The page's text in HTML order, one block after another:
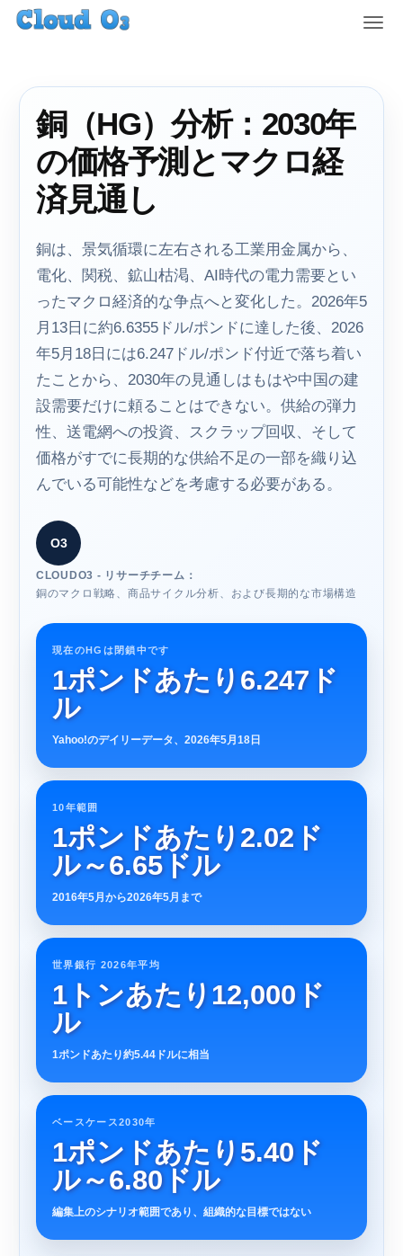
T
銅（HG）分析：2030年
の価格予測とマクロ経
済見通し
銅は、景気循環に左右される工業用金属から、
電化、関税、鉱山枯渇、AI時代の電力需要とい
ったマクロ経済的な争点へと変化した。2026年5
月13日に約6.6355ドル/ポンドに達した後、2026
年5月18日には6.247ドル/ポンド付近で落ち着い
たことから、2030年の見通しはもはや中国の建
設需要だけに頼ることはできない。供給の弾力
性、送電網への投資、スクラップ回収、そして
価格がすでに長期的な供給不足の一部を織り込
んでいる可能性などを考慮する必要がある。
O3
CLOUDO3 - リサーチチーム：
銅のマクロ戦略、商品サイクル分析、および長期的な市場構造
現在のHGは閉鎖中です
1ポンドあたり6.247ド
ル
Yahoo!のデイリーデータ、2026年5月18日
10年範囲
1ポンドあたり2.02ド
ル～6.65ドル
2016年5月から2026年5月まで
世界銀行 2026年平均
1トンあたり12,000ド
ル
1ポンドあたり約5.44ドルに相当
ベースケース2030年
1ポンドあたり5.40ド
ル～6.80ドル
編集上のシナリオ範囲であり、組織的な目標ではない